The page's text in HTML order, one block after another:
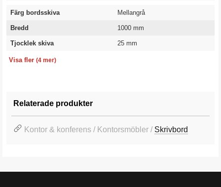
Färg bordsskiva Mellangrå
Bredd 1000 mm
Tjocklek skiva
25 mm
Visa fler (4 mer)
Relaterade produkter
Kontor & konferens / Kontorsmöbler / Skrivbord